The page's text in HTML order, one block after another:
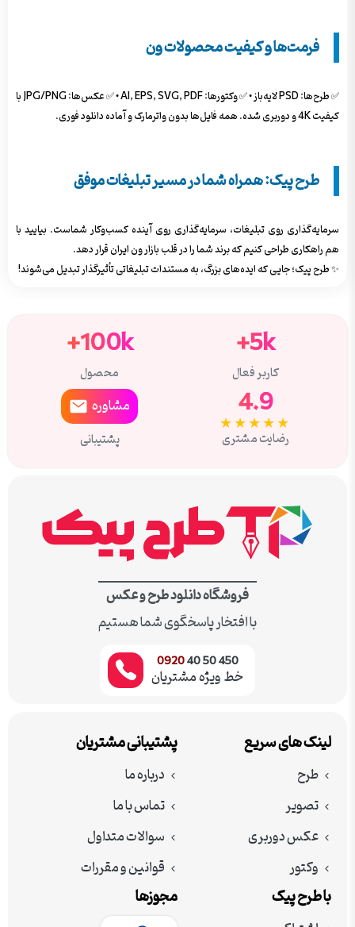
فرمت‌ها و کیفیت محصولات ون
✅ طرح‌ها: PSD لایه‌باز • ✅ وکتورها: AI, EPS, SVG, PDF • ✅ عکس‌ها: JPG/PNG با
کیفیت 4K و دوربری شده. همه فایل‌ها بدون واترمارک و آماده دانلود فوری.
طرح پیک: همراه شما در مسیر تبلیغات موفق
سرمایه‌گذاری روی تبلیغات، سرمایه‌گذاری روی آینده کسب‌وکار شماست. بیایید با
هم راهکاری طراحی کنیم که برند شما را در قلب بازار ون ایران قرار دهد.
✨ طرح پیک؛ جایی که ایده‌های بزرگ، به مستندات تبلیغاتی تأثیرگذار تبدیل می‌شوند!
5k+
کاربر فعال
100k+
محصول
4.9
★★★★★
رضایت مشتری
مشاوره
پشتیبانی
فروشگاه دانلود طرح و عکس
با افتخار پاسخگوی شما هستیم
450 50 40
0920
خط ویژه مشتریان
لینک های سریع
طرح
تصویر
عکس دوربری
وکتور
پشتیبانی مشتریان
درباره ما
تماس با ما
سوالات متداول
قوانین و مقررات
با طرح پیک مجوزها